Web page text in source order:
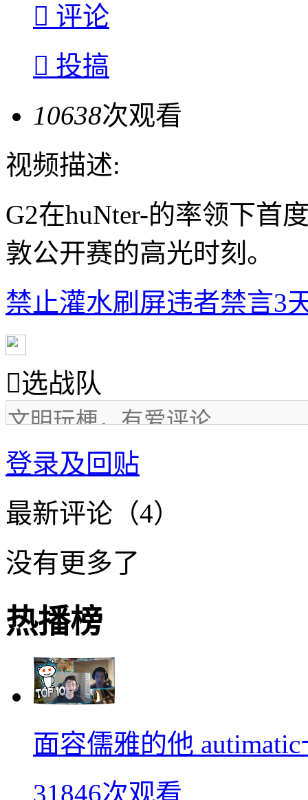
 评论
 投搞
10638次观看
视频描述:
G2在huNter-的率领下首
敦公开赛的高光时刻。
禁止灌水刷屏违者禁言3
选战队
登录及回贴
最新评论（4）
没有更多了
热播榜
面容儒雅的他
31846次观看